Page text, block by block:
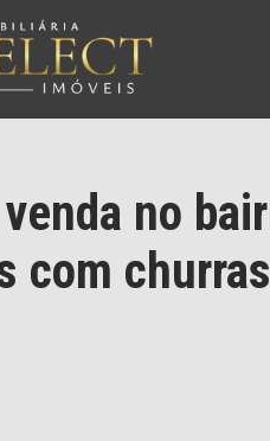
no
com